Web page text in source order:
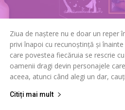
Ziua de naștere nu e doar un reper
privi înapoi cu recunoștință și
care povestea fiecăruia se rescrie
oamenii dragi devin personajele
aceea, atunci când alegi un dar,
Citiți mai mult